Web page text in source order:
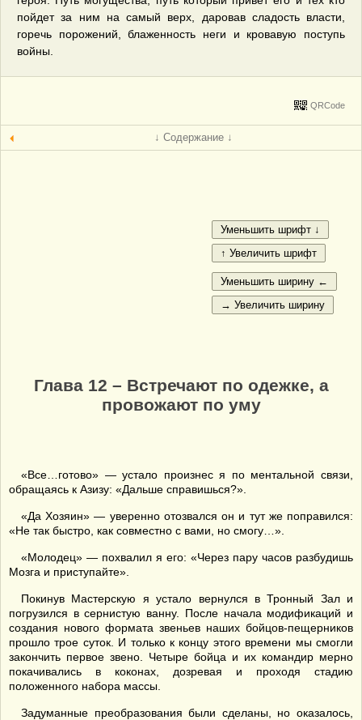
пойдет за ним на самый верх, даровав сладость власти,
горечь порожений, блаженность неги и кровавую поступь
войны.
QRCode
↓ Содержание ↓
Глава 12 – Встречают по одежке, а
провожают по уму
«Все…готово» — устало произнес я по ментальной связи,
обращаясь к Азизу: «Дальше справишься?».
«Да Хозяин» — уверенно отозвался он и тут же поправился:
«Не так быстро, как совместно с вами, но смогу…».
«Молодец» — похвалил я его: «Через пару часов разбудишь
Мозга и приступайте».
Покинув Мастерскую я устало вернулся в Тронный Зал и
погрузился в сернистую ванну. После начала модификаций и
создания нового формата звеньев наших бойцов-пещерников
прошло трое суток. И только к концу этого времени мы смогли
закончить первое звено. Четыре бойца и их командир мерно
покачивались в коконах, дозревая и проходя стадию
положенного набора массы.
Задуманные преобразования были сделаны, но оказалось,